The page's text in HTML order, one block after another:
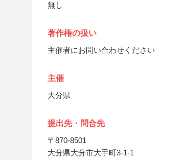
無し
著作権の扱い
主催者にお問い合わせください
主催
大分県
提出先・問合先
〒870-8501
大分県大分市大手町3-1-1